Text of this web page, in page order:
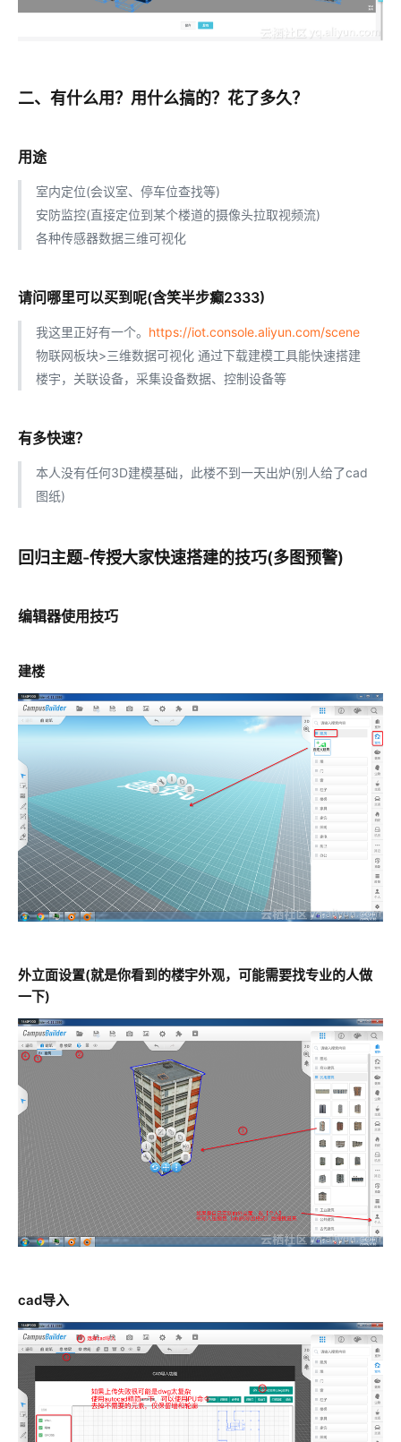
二、有什么用？用什么搞的？花了多久？
用途
室内定位(会议室、停车位查找等)
安防监控(直接定位到某个楼道的摄像头拉取视频流)
各种传感器数据三维可视化
请问哪里可以买到呢(含笑半步癫2333)
我这里正好有一个。 https://iot.console.aliyun.com/scene
物联网板块>三维数据可视化 通过下载建模工具能快速搭建
楼宇，关联设备，采集设备数据、控制设备等
有多快速？
本人没有任何3D建模基础，此楼不到一天出炉(别人给了cad
图纸)
回归主题-传授大家快速搭建的技巧(多图预警)
编辑器使用技巧
建楼
外立面设置(就是你看到的楼宇外观，可能需要找专业的人做
一下)
cad导入